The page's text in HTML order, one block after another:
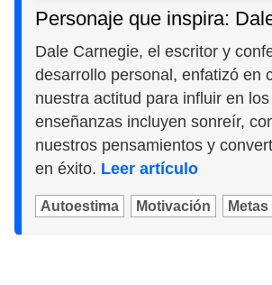
Personaje que inspira:
Dale Carnegie, el escritor y
desarrollo personal, enfatizó en
nuestra actitud para influir en
enseñanzas incluyen sonreír,
nuestros pensamientos y
en éxito. Leer artículo
Autoestima Motivación Metas